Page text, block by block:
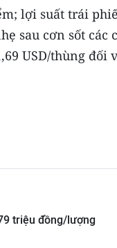
lợi suất trái
sau cơn sốt các
USD/thùng đối
triệu đồng/lượng